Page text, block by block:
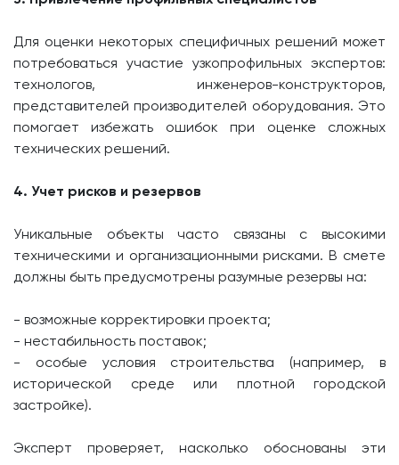
Для оценки некоторых специфичных решений может
потребоваться участие узкопрофильных экспертов:
технологов, инженеров-конструкторов,
представителей производителей оборудования. Это
помогает избежать ошибок при оценке сложных
технических решений.
4. Учет рисков и резервов
Уникальные объекты часто связаны с высокими
техническими и организационными рисками. В смете
должны быть предусмотрены разумные резервы на:
- возможные корректировки проекта;
- нестабильность поставок;
- особые условия строительства (например, в
исторической среде или плотной городской
застройке).
Эксперт проверяет, насколько обоснованы эти